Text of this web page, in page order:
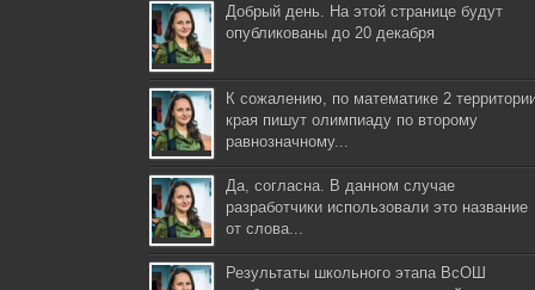
Добрый день. На этой странице будут
опубликованы до 20 декабря
К сожалению, по математике 2
края пишут олимпиаду по второму
равнозначному...
Да, согласна. В данном случае
разработчики использовали это название
от слова...
Результаты школьного этапа ВсОШ